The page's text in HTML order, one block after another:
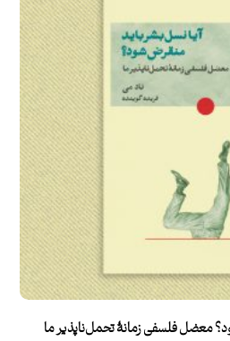
معضل فلسفی زمانۀ تحمل‌ناپذیر ما